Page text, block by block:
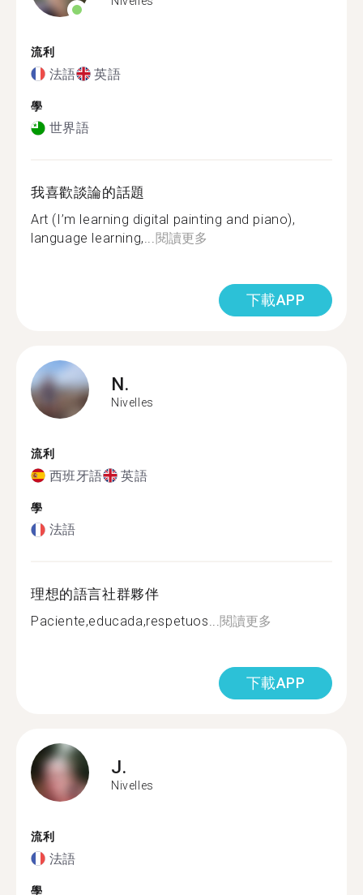
流利
法語 英語
學
世界語
我喜歡談論的話題
Art (I’m learning digital painting and piano),
language learning,...閱讀更多
下載APP
N.
Nivelles
流利
西班牙語 英語
學
法語
理想的語言社群夥伴
Paciente,educada,respetuos...閱讀更多
下載APP
J.
Nivelles
流利
法語
學